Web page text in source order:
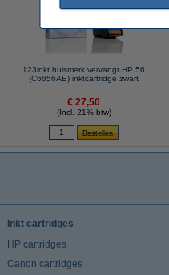
123inkt huismerk vervangt HP 56
(C6656AE) inktcartridge zwart
€ 27,50
(Incl. 21% btw)
Inkt cartridges
HP cartridges
Canon cartridges